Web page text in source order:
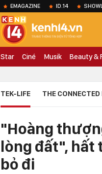
EMAGAZINE ID.14
Star Ciné Musik Beauty &
TEK-LIFE THE CONNECTED
"Hoàng
lòng đất", hất
bỏ đi